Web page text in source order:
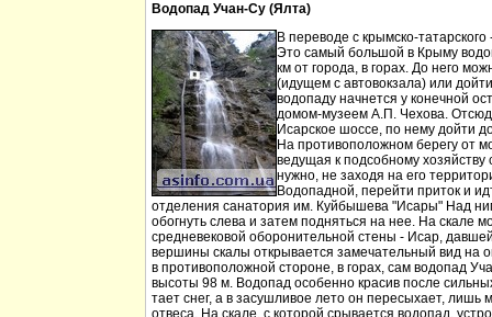
Водопад Учан-Су (Ялта)
В переводе с крымско-
Это самый большой в Крыму
км от города, в горах. До него
(идущем с автовокзала) или
водопаду начнется у конечной
домом-музеем А.П. Чехова.
Исарское шоссе, по нему дойти
На противоположном берегу от
ведущая к подсобному
нужно, не заходя на его
Водопадной, перейти приток и
отделения санатория им. Куйбышева "Исары" Над
обогнуть слева и затем подняться на нее. На скале
средневековой оборонительной стены - Исар,
вершины скалы открывается замечательный вид на
в противоположной стороне, в горах, сам водопад
высоты 98 м. Водопад особенно красив после
тает снег, а в засушливое лето он пересыхает, лишь
отвеса. На скале, с которой срывается водопад,